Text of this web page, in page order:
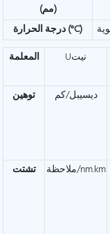
(مم)
درجة الحرارة (°C)
المعلمة
Uنيت
توهين
ديسيبل/كم
تشتت ملاحظة/nm.km